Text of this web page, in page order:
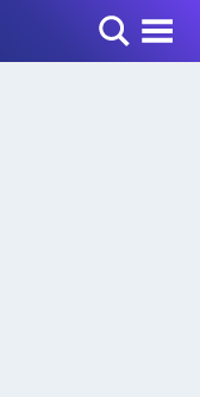
Toggle Menu